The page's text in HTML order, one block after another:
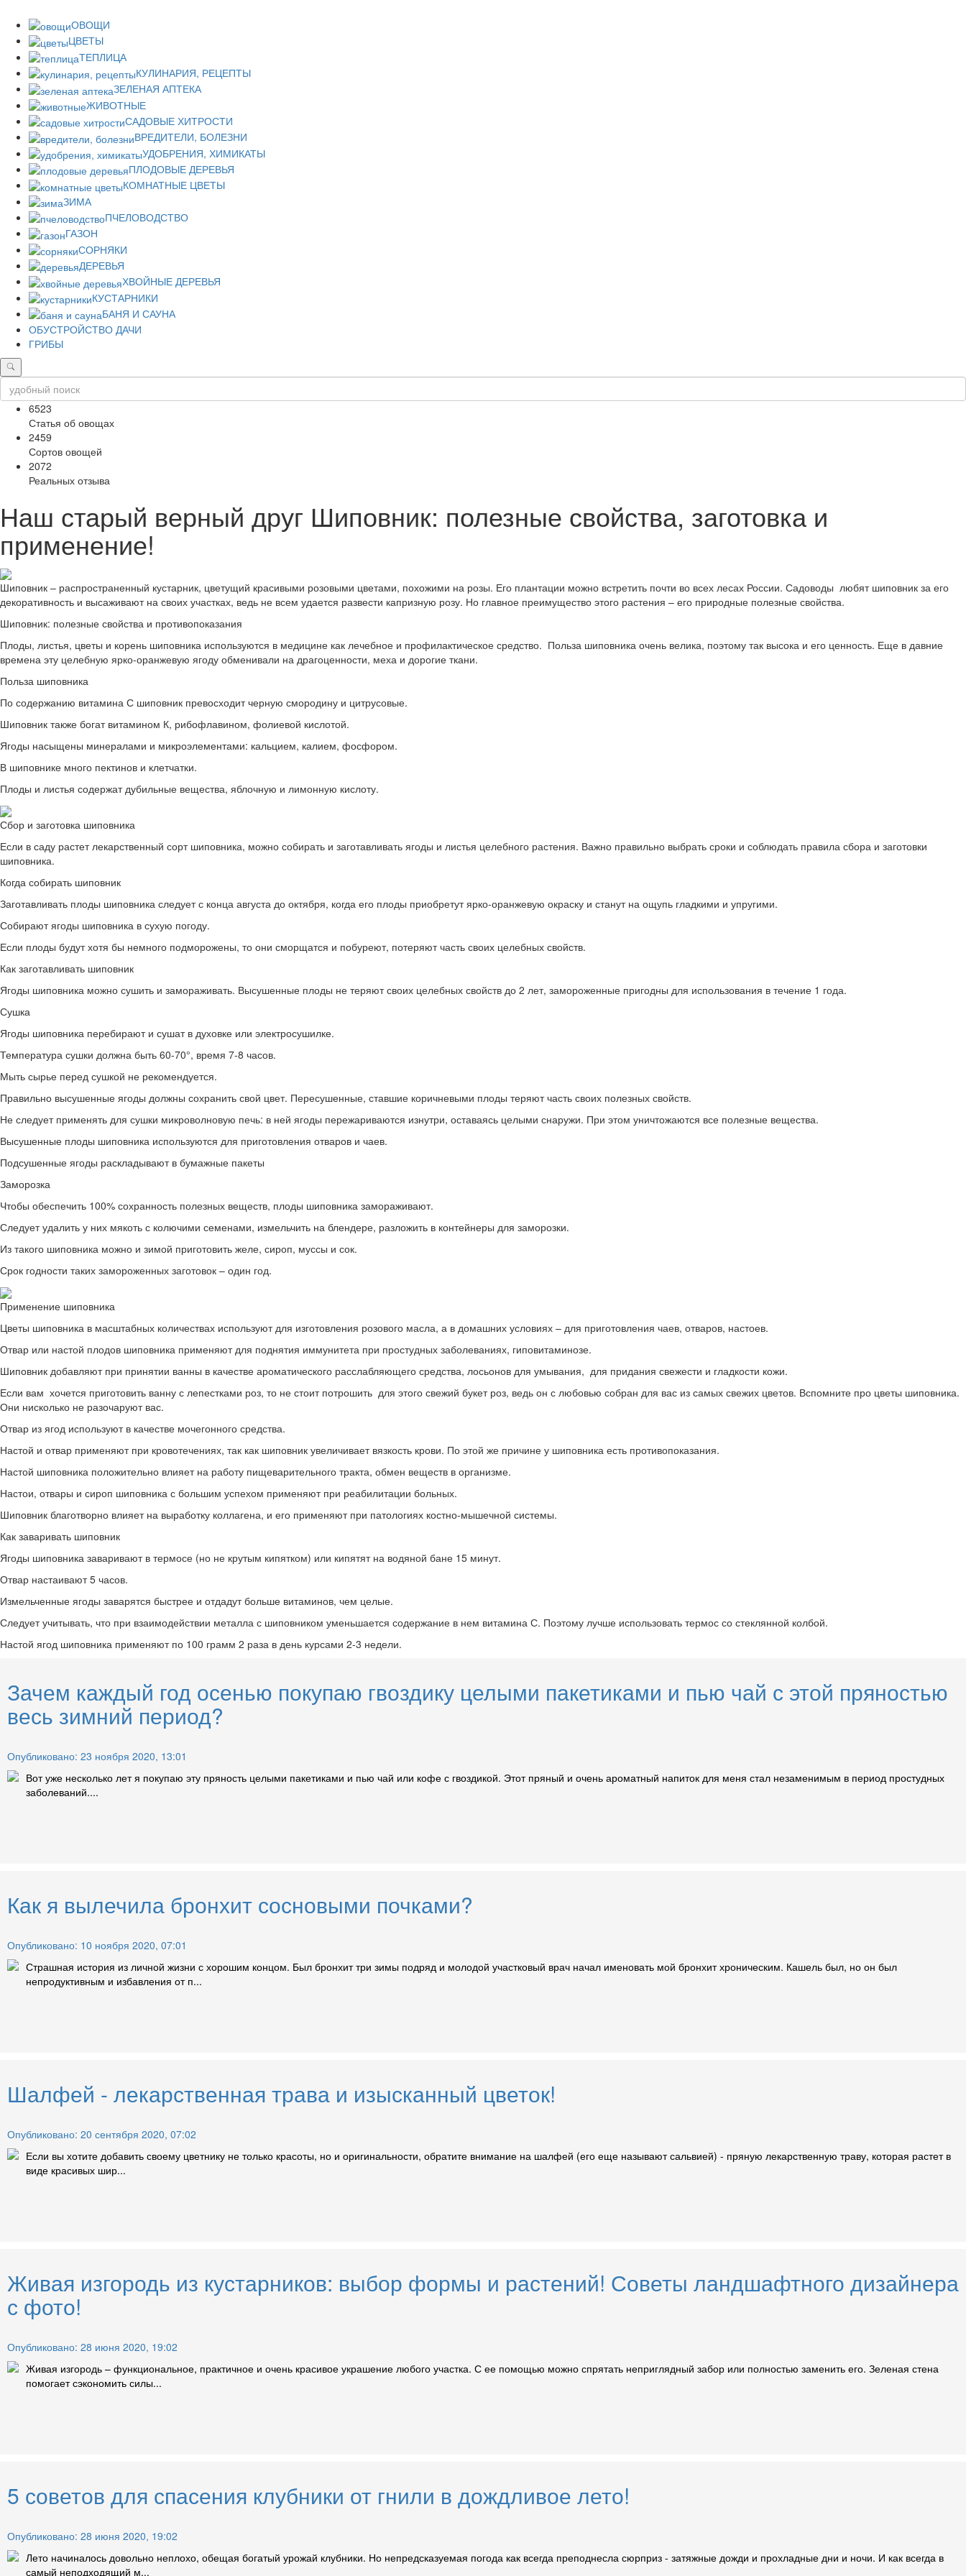
ОВОЩИ
ЦВЕТЫ
ТЕПЛИЦА
КУЛИНАРИЯ, РЕЦЕПТЫ
ЗЕЛЕНАЯ АПТЕКА
ЖИВОТНЫЕ
САДОВЫЕ ХИТРОСТИ
ВРЕДИТЕЛИ, БОЛЕЗНИ
УДОБРЕНИЯ, ХИМИКАТЫ
ПЛОДОВЫЕ ДЕРЕВЬЯ
КОМНАТНЫЕ ЦВЕТЫ
ЗИМА
ПЧЕЛОВОДСТВО
ГАЗОН
СОРНЯКИ
ДЕРЕВЬЯ
ХВОЙНЫЕ ДЕРЕВЬЯ
КУСТАРНИКИ
БАНЯ И САУНА
ОБУСТРОЙСТВО ДАЧИ
ГРИБЫ
6523
Статья об овощах
2459
Сортов овощей
2072
Реальных отзыва
Наш старый верный друг Шиповник: полезные свойства, заготовка и
применение!
Шиповник – распространенный кустарник, цветущий красивыми розовыми цветами, похожими на розы. Его плантации можно встретить почти во всех лесах России. Садоводы любят шиповник за его
декоративность и высаживают на своих участках, ведь не всем удается развести капризную розу. Но главное преимущество этого растения – его природные полезные свойства.
Шиповник: полезные свойства и противопоказания
Плоды, листья, цветы и корень шиповника используются в медицине как лечебное и профилактическое средство. Польза шиповника очень велика, поэтому так высока и его ценность. Еще в давние
времена эту целебную ярко-оранжевую ягоду обменивали на драгоценности, меха и дорогие ткани.
Польза шиповника
По содержанию витамина С шиповник превосходит черную смородину и цитрусовые.
Шиповник также богат витамином К, рибофлавином, фолиевой кислотой.
Ягоды насыщены минералами и микроэлементами: кальцием, калием, фосфором.
В шиповнике много пектинов и клетчатки.
Плоды и листья содержат дубильные вещества, яблочную и лимонную кислоту.
Сбор и заготовка шиповника
Если в саду растет лекарственный сорт шиповника, можно собирать и заготавливать ягоды и листья целебного растения. Важно правильно выбрать сроки и соблюдать правила сбора и заготовки
шиповника.
Когда собирать шиповник
Заготавливать плоды шиповника следует с конца августа до октября, когда его плоды приобретут ярко-оранжевую окраску и станут на ощупь гладкими и упругими.
Собирают ягоды шиповника в сухую погоду.
Если плоды будут хотя бы немного подморожены, то они сморщатся и побуреют, потеряют часть своих целебных свойств.
Как заготавливать шиповник
Ягоды шиповника можно сушить и замораживать. Высушенные плоды не теряют своих целебных свойств до 2 лет, замороженные пригодны для использования в течение 1 года.
Сушка
Ягоды шиповника перебирают и сушат в духовке или электросушилке.
Температура сушки должна быть 60-70°, время 7-8 часов.
Мыть сырье перед сушкой не рекомендуется.
Правильно высушенные ягоды должны сохранить свой цвет. Пересушенные, ставшие коричневыми плоды теряют часть своих полезных свойств.
Не следует применять для сушки микроволновую печь: в ней ягоды пережариваются изнутри, оставаясь целыми снаружи. При этом уничтожаются все полезные вещества.
Высушенные плоды шиповника используются для приготовления отваров и чаев.
Подсушенные ягоды раскладывают в бумажные пакеты
Заморозка
Чтобы обеспечить 100% сохранность полезных веществ, плоды шиповника замораживают.
Следует удалить у них мякоть с колючими семенами, измельчить на блендере, разложить в контейнеры для заморозки.
Из такого шиповника можно и зимой приготовить желе, сироп, муссы и сок.
Срок годности таких замороженных заготовок – один год.
Применение шиповника
Цветы шиповника в масштабных количествах используют для изготовления розового масла, а в домашних условиях – для приготовления чаев, отваров, настоев.
Отвар или настой плодов шиповника применяют для поднятия иммунитета при простудных заболеваниях, гиповитаминозе.
Шиповник добавляют при принятии ванны в качестве ароматического расслабляющего средства, лосьонов для умывания, для придания свежести и гладкости кожи.
Если вам хочется приготовить ванну с лепестками роз, то не стоит потрошить для этого свежий букет роз, ведь он с любовью собран для вас из самых свежих цветов. Вспомните про цветы шиповника.
Они нисколько не разочаруют вас.
Отвар из ягод используют в качестве мочегонного средства.
Настой и отвар применяют при кровотечениях, так как шиповник увеличивает вязкость крови. По этой же причине у шиповника есть противопоказания.
Настой шиповника положительно влияет на работу пищеварительного тракта, обмен веществ в организме.
Настои, отвары и сироп шиповника с большим успехом применяют при реабилитации больных.
Шиповник благотворно влияет на выработку коллагена, и его применяют при патологиях костно-мышечной системы.
Как заваривать шиповник
Ягоды шиповника заваривают в термосе (но не крутым кипятком) или кипятят на водяной бане 15 минут.
Отвар настаивают 5 часов.
Измельченные ягоды заварятся быстрее и отдадут больше витаминов, чем целые.
Следует учитывать, что при взаимодействии металла с шиповником уменьшается содержание в нем витамина С. Поэтому лучше использовать термос со стеклянной колбой.
Настой ягод шиповника применяют по 100 грамм 2 раза в день курсами 2-3 недели.
Зачем каждый год осенью покупаю гвоздику целыми пакетиками и пью чай с этой пряностью
весь зимний период?
Опубликовано: 23 ноября 2020, 13:01
Вот уже несколько лет я покупаю эту пряность целыми пакетиками и пью чай или кофе с гвоздикой. Этот пряный и очень ароматный напиток для меня стал незаменимым в период простудных
заболеваний....
Как я вылечила бронхит сосновыми почками?
Опубликовано: 10 ноября 2020, 07:01
Страшная история из личной жизни с хорошим концом. Был бронхит три зимы подряд и молодой участковый врач начал именовать мой бронхит хроническим. Кашель был, но он был
непродуктивным и избавления от п...
Шалфей - лекарственная трава и изысканный цветок!
Опубликовано: 20 сентября 2020, 07:02
Если вы хотите добавить своему цветнику не только красоты, но и оригинальности, обратите внимание на шалфей (его еще называют сальвией) - пряную лекарственную траву, которая растет в
виде красивых шир...
Живая изгородь из кустарников: выбор формы и растений! Советы ландшафтного дизайнера
с фото!
Опубликовано: 28 июня 2020, 19:02
Живая изгородь – функциональное, практичное и очень красивое украшение любого участка. С ее помощью можно спрятать неприглядный забор или полностью заменить его. Зеленая стена
помогает сэкономить силы...
5 советов для спасения клубники от гнили в дождливое лето!
Опубликовано: 28 июня 2020, 19:02
Лето начиналось довольно неплохо, обещая богатый урожай клубники. Но непредсказуемая погода как всегда преподнесла сюрприз - затяжные дожди и прохладные дни и ночи. И как всегда в
самый неподходящий м...